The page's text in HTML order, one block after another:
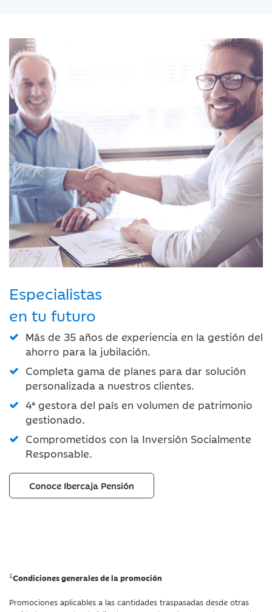
Especialistas
en tu futuro
Más de 35 años de experiencia en la gestión del
ahorro para la jubilación.
Completa gama de planes para dar solución
personalizada a nuestros clientes.
4ª gestora del país en volumen de patrimonio
gestionado.
Comprometidos con la Inversión Socialmente
Responsable.
Conoce Ibercaja Pensión
1Condiciones generales de la promoción
Promociones aplicables a las cantidades traspasadas desde otras